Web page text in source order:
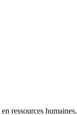
ressources humaines.